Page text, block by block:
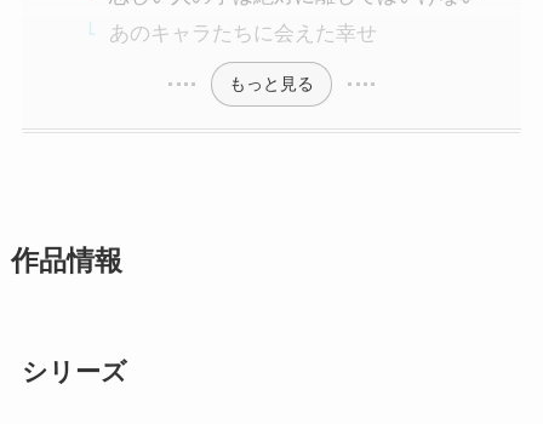
あのキャラたちに会えた幸せ
もっと見る
作品情報
シリーズ